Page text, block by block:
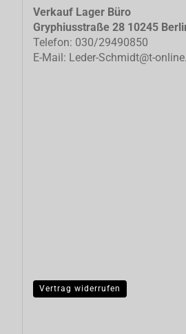
Verkauf Lager Büro
Gryphiusstraße 28 10245
Telefon: 030/29490850
E-Mail: Leder-Schmidt@t-
Vertrag widerrufen